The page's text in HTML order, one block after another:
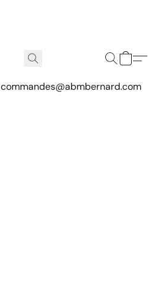
commandes@abmbernard.com